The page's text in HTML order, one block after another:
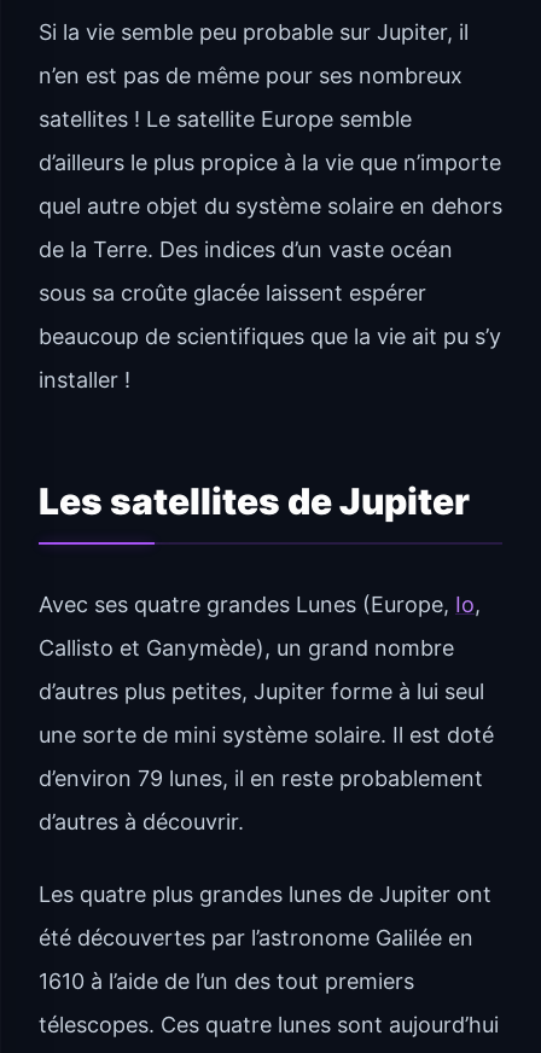
Si la vie semble peu probable sur Jupiter, il
n’en est pas de même pour ses nombreux
satellites ! Le satellite Europe semble
d’ailleurs le plus propice à la vie que n’importe
quel autre objet du système solaire en dehors
de la Terre. Des indices d’un vaste océan
sous sa croûte glacée laissent espérer
beaucoup de scientifiques que la vie ait pu s’y
installer !
Les satellites de Jupiter
Avec ses quatre grandes Lunes (Europe, Io,
Callisto et Ganymède), un grand nombre
d’autres plus petites, Jupiter forme à lui seul
une sorte de mini système solaire. Il est doté
d’environ 79 lunes, il en reste probablement
d’autres à découvrir.
Les quatre plus grandes lunes de Jupiter ont
été découvertes par l’astronome Galilée en
1610 à l’aide de l’un des tout premiers
télescopes. Ces quatre lunes sont aujourd’hui